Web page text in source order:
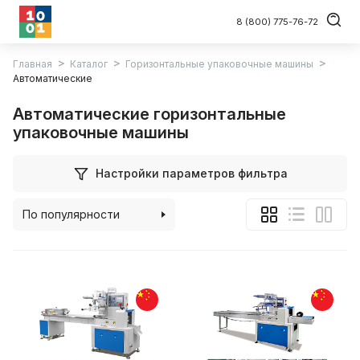
8 (800) 775-76-72
Главная Каталог
Горизонтальные упаковочные машины
Автоматические
Автоматические горизонтальные
упаковочные машины
Настройки параметров фильтра
По популярности
По цене (убыванию)